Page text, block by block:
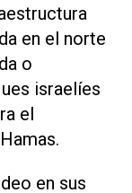
en el norte
o
israelíes
el
en sus